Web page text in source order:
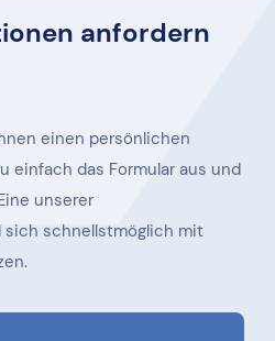
anfordern
einen persönlichen
einfach das Formular aus und
unserer
sich schnellstmöglich mit